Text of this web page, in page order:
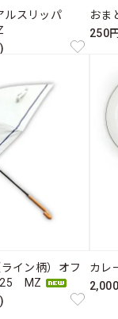
ルスリッパ
おま
250
イン柄）オフ
MZ
カ